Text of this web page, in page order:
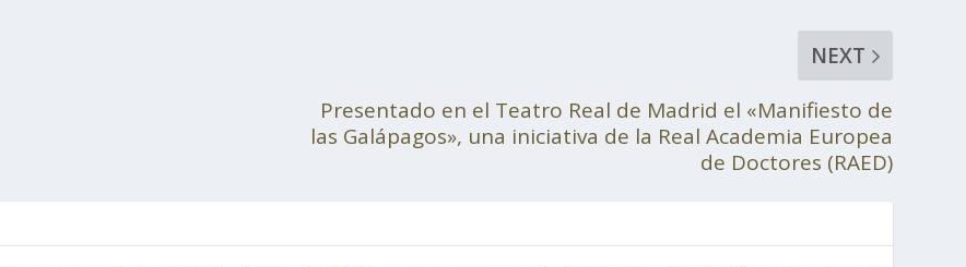
NEXT
Presentado en el Teatro Real de Madrid el «Manifiesto de
las Galápagos», una iniciativa de la Real Academia Europea
de Doctores (RAED)